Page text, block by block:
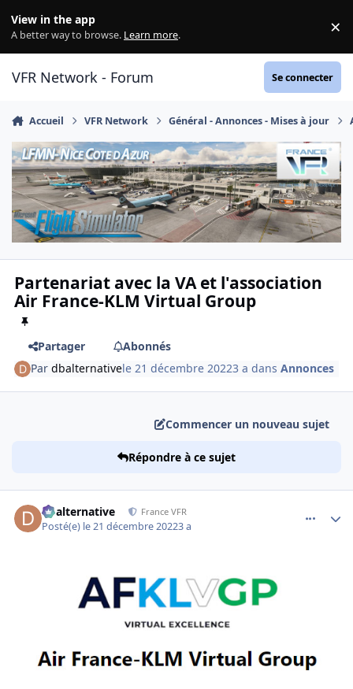
View in the app
A better way to browse. Learn more. ×
VFR Network - Forum Se connecter
Accueil VFR Network Général - Annonces - Mises à jour
Partenariat avec la VA et l'association
Air France-KLM Virtual Group
Partager
Abonnés
Pardbalternativele 21 décembre 20223 a dansAnnonces
Commencer un nouveau sujet
Répondre à ce sujet
dbalternative France VFR
Posté(e) le 21 décembre 20223 a